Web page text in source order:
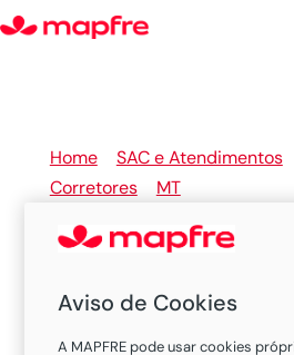
Home> SAC e Atendimentos>
Corretores> MT>
Seu corretor
Aviso de Cookies
A MAPFRE pode usar cookies